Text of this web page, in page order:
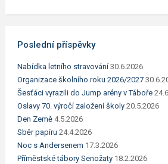
Poslední příspěvky
Nabídka letního stravování 30.6.2026
Organizace školního roku 2026/2027
Šesťáci vyrazili do Jump arény v Táboře
Oslavy 70. výročí založení školy 20.5.2026
Den Země 4.5.2026
Sběr papíru 24.4.2026
Noc s Andersenem 17.3.2026
Příměstské tábory Senožaty 18.2.2026